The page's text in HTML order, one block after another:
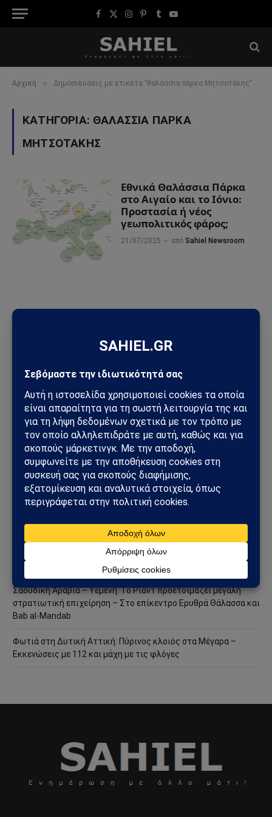
Facebook
X
Instagram
Pinterest
TumblrYouTube
Αρχική » Δημοσιεύσεις με ετικέτα "θαλάσσια πάρκα Μητσοτάκης"
ΚΑΤΗΓΟΡΊΑ: ΘΑΛΆΣΣΙΑ ΠΆΡΚΑ
ΜΗΤΣΟΤΆΚΗΣ
Εθνικά Θαλάσσια Πάρκα
στο Αιγαίο και το Ιόνιο:
Προστασία ή νέος
γεωπολιτικός φάρος;
21/07/2025 από Sahiel Newsroom
Τυφώνας Dolphin: Σαρώνει την Οκινάουα – Τραυματίες,
Πεντάγωνο και UFO: Νέα απόρρητα αρχεία, βίντεο και
ανεξήγητες καταγραφές UAP βγαίνουν στο φως
Ισπανία – Ιταλία: Συνοριακοί έλεγχοι, μεταναστευτική κρίση
στη Θέουτα και νέο ρήγμα στην Ευρώπη
Συμφωνία της Μέκκας: Τουρκία, Σαουδική Αραβία και
Πακιστάν δημιουργούν νέο αμυντικό άξονα – Οι επιπτώσεις
Ηλεκτρική διασύνδεση Ελλάδας–Κύπρου: Η Meridiam παίρνει
τον έλεγχο του GSI – Η Γαλλία μπαίνει δυναμικά στο
γεωπολιτικό παιχνίδι
Σαουδική Αραβία – Υεμένη: Το Ριάντ προετοιμάζει μεγάλη
στρατιωτική επιχείρηση – Στο επίκεντρο Ερυθρά Θάλασσα και
Bab al-Mandab
Φωτιά στη Δυτική Αττική: Πύρινος κλοιός στα Μέγαρα –
Εκκενώσεις με 112 και μάχη με τις φλόγες